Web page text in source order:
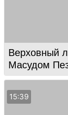
Верховный
Масудом
15:39